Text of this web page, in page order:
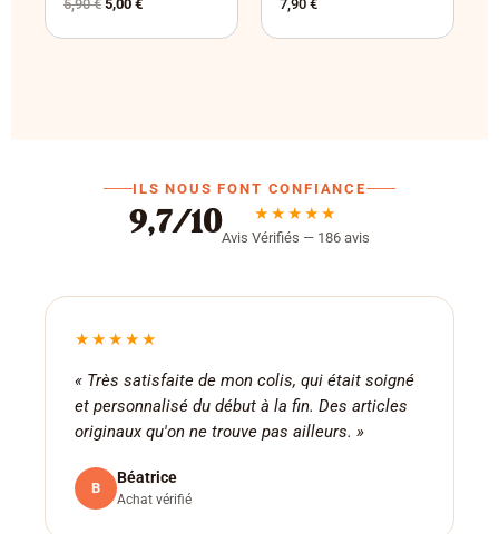
5,90€ 5,00 € 7,90 €
ILS NOUS FONT CONFIANCE
9,7/10 ★★★★★
Avis Vérifiés — 186 avis
★★★★★
« Très satisfaite de mon colis, qui était soigné
et personnalisé du début à la fin. Des articles
originaux qu'on ne trouve pas ailleurs. »
B
Béatrice
Achat vérifié